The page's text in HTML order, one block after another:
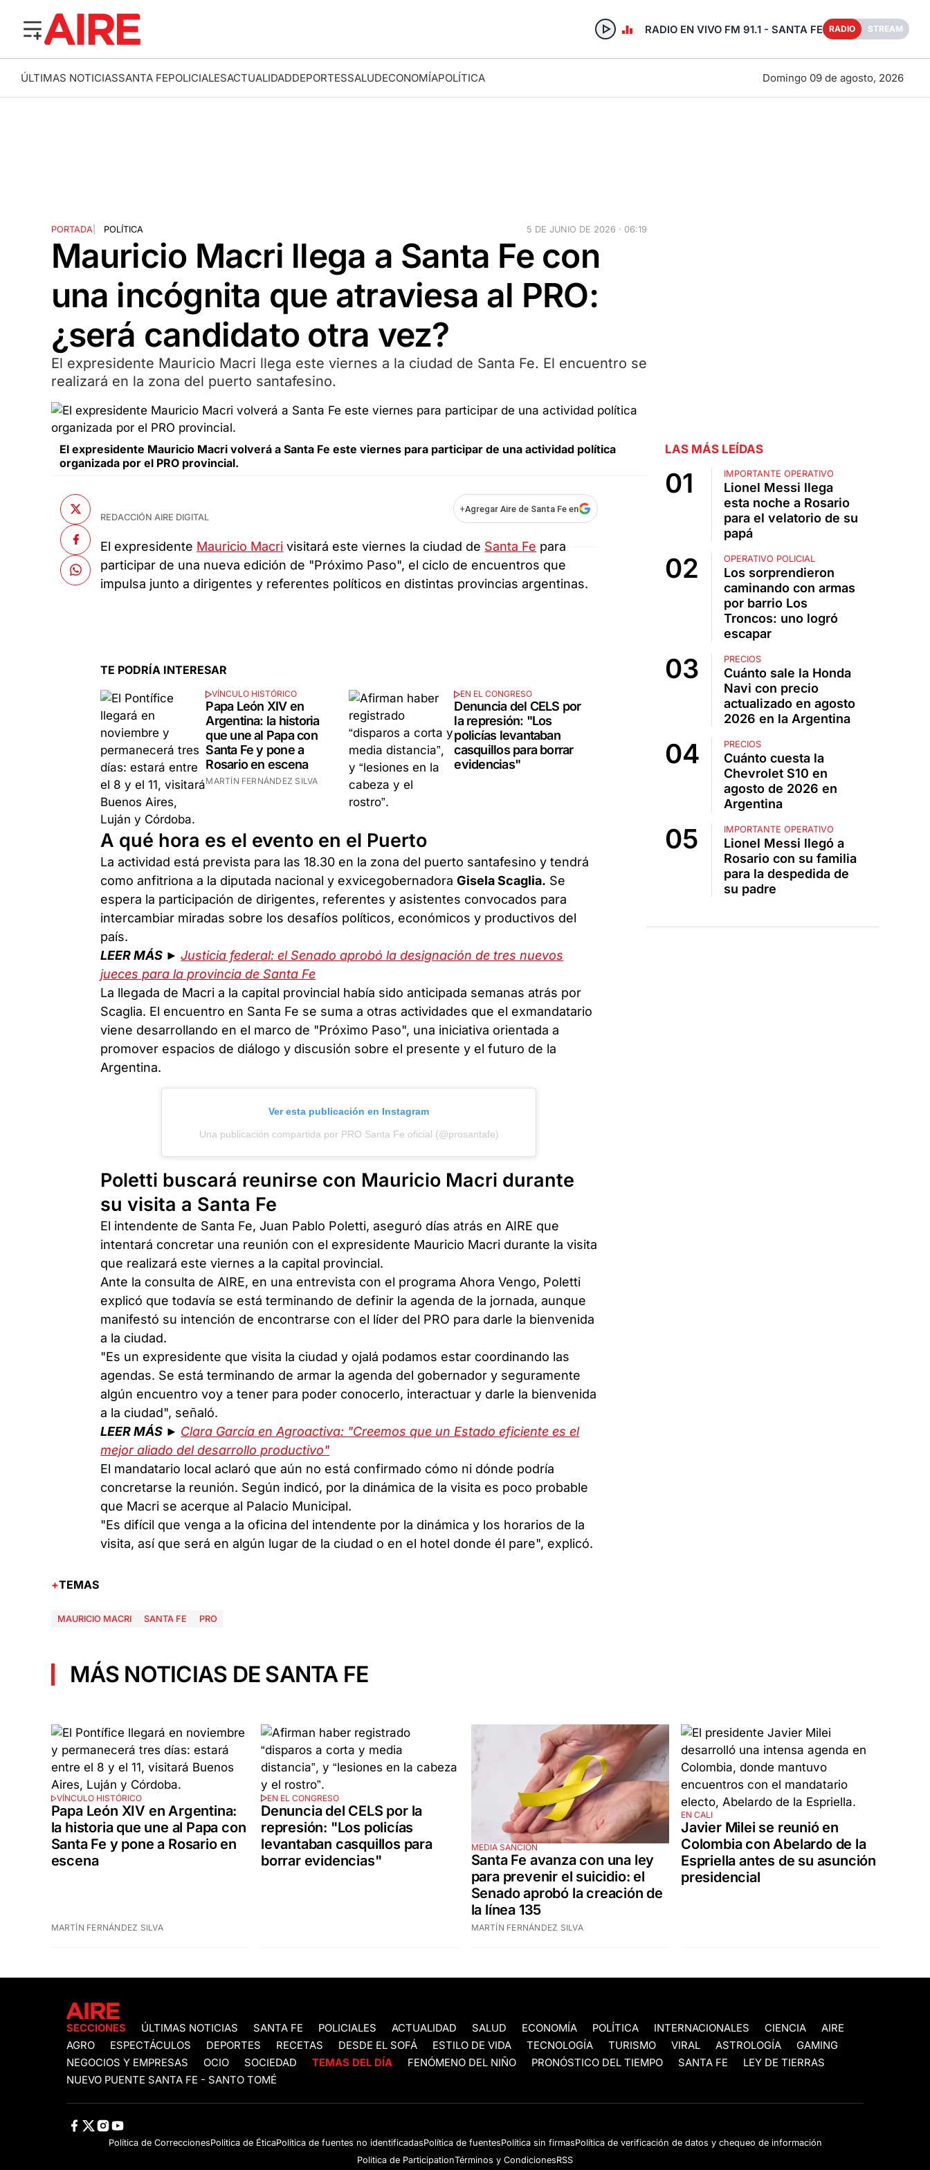
RADIO EN VIVO FM 91.1 - SANTA FE RADIO STREAM
ÚLTIMAS NOTICIASSANTA FEPOLICIALESACTUALIDADDEPORTESSALUDECONOMÍAPOLÍTICA Domingo 09 de agosto, 2026
PORTADA| POLÍTICA 5 DE JUNIO DE 2026 · 06:19
Mauricio Macri llega a Santa Fe con
una incógnita que atraviesa al PRO:
¿será candidato otra vez?
El expresidente Mauricio Macri llega este viernes a la ciudad de Santa Fe. El encuentro se
realizará en la zona del puerto santafesino.
El expresidente Mauricio Macri volverá a Santa Fe este viernes para participar de una actividad política
organizada por el PRO provincial.
REDACCIÓN AIRE DIGITAL
+Agregar Aire de Santa Fe en
El expresidente Mauricio Macri visitará este viernes la ciudad de Santa Fe para
participar de una nueva edición de "Próximo Paso", el ciclo de encuentros que
impulsa junto a dirigentes y referentes políticos en distintas provincias argentinas.
TE PODRÍA INTERESAR
VÍNCULO HISTÓRICO
Papa León XIV en
Argentina: la historia
que une al Papa con
Santa Fe y pone a
Rosario en escena
MARTÍN FERNÁNDEZ SILVA
EN EL CONGRESO
Denuncia del CELS por
la represión: "Los
policías levantaban
casquillos para borrar
evidencias"
A qué hora es el evento en el Puerto
La actividad está prevista para las 18.30 en la zona del puerto santafesino y tendrá
como anfitriona a la diputada nacional y exvicegobernadoraGisela Scaglia. Se
espera la participación de dirigentes, referentes y asistentes convocados para
intercambiar miradas sobre los desafíos políticos, económicos y productivos del
país.
LEER MÁS ►Justicia federal: el Senado aprobó la designación de tres nuevos
jueces para la provincia de Santa Fe
La llegada de Macri a la capital provincial había sido anticipada semanas atrás por
Scaglia. El encuentro en Santa Fe se suma a otras actividades que el exmandatario
viene desarrollando en el marco de "Próximo Paso", una iniciativa orientada a
promover espacios de diálogo y discusión sobre el presente y el futuro de la
Argentina.
Ver esta publicación en Instagram
Una publicación compartida por PRO Santa Fe oficial (@prosantafe)
Poletti buscará reunirse con Mauricio Macri durante
su visita a Santa Fe
El intendente de Santa Fe, Juan Pablo Poletti, aseguró días atrás en AIRE que
intentará concretar una reunión con el expresidente Mauricio Macri durante la visita
que realizará este viernes a la capital provincial.
Ante la consulta de AIRE, en una entrevista con el programa Ahora Vengo, Poletti
explicó que todavía se está terminando de definir la agenda de la jornada, aunque
manifestó su intención de encontrarse con el líder del PRO para darle la bienvenida
a la ciudad.
"Es un expresidente que visita la ciudad y ojalá podamos estar coordinando las
agendas. Se está terminando de armar la agenda del gobernador y seguramente
algún encuentro voy a tener para poder conocerlo, interactuar y darle la bienvenida
a la ciudad", señaló.
LEER MÁS ► Clara García en Agroactiva: "Creemos que un Estado eficiente es el
mejor aliado del desarrollo productivo"
El mandatario local aclaró que aún no está confirmado cómo ni dónde podría
concretarse la reunión. Según indicó, por la dinámica de la visita es poco probable
que Macri se acerque al Palacio Municipal.
"Es difícil que venga a la oficina del intendente por la dinámica y los horarios de la
visita, así que será en algún lugar de la ciudad o en el hotel donde él pare", explicó.
LAS MÁS LEÍDAS
IMPORTANTE OPERATIVO
Lionel Messi llega
esta noche a Rosario
para el velatorio de su
papá
OPERATIVO POLICIAL
Los sorprendieron
caminando con armas
por barrio Los
Troncos: uno logró
escapar
PRECIOS
Cuánto sale la Honda
Navi con precio
actualizado en agosto
2026 en la Argentina
PRECIOS
Cuánto cuesta la
Chevrolet S10 en
agosto de 2026 en
Argentina
IMPORTANTE OPERATIVO
Lionel Messi llegó a
Rosario con su familia
para la despedida de
su padre
TEMAS
MAURICIO MACRI SANTA FE PRO
MÁS NOTICIAS DE SANTA FE
VÍNCULO HISTÓRICO
Papa León XIV en Argentina:
la historia que une al Papa con
Santa Fe y pone a Rosario en
escena
MARTÍN FERNÁNDEZ SILVA
EN EL CONGRESO
Denuncia del CELS por la
represión: "Los policías
levantaban casquillos para
borrar evidencias"
MEDIA SANCIÓN
Santa Fe avanza con una ley
para prevenir el suicidio: el
Senado aprobó la creación de
la línea 135
MARTÍN FERNÁNDEZ SILVA
EN CALI
Javier Milei se reunió en
Colombia con Abelardo de la
Espriella antes de su asunción
presidencial
SECCIONES ÚLTIMAS NOTICIAS SANTA FE POLICIALES ACTUALIDAD SALUD ECONOMÍA POLÍTICA INTERNACIONALES CIENCIA
AIRE
AGRO
ESPECTÁCULOS DEPORTES RECETAS DESDE EL SOFÁ ESTILO DE VIDA TECNOLOGÍA TURISMO VIRAL ASTROLOGÍA
GAMING
NEGOCIOS Y EMPRESAS
OCIO SOCIEDAD TEMAS DEL DÍA FENÓMENO DEL NIÑO PRONÓSTICO DEL TIEMPO SANTA FE
LEY DE TIERRAS
NUEVO PUENTE SANTA FE - SANTO TOMÉ
Política de CorreccionesPolitica de ÉticaPolítica de fuentes no identificadasPolítica de fuentesPolítica sin firmasPolítica de verificación de datos y chequeo de información
Politica de ParticipationTérminos y CondicionesRSS